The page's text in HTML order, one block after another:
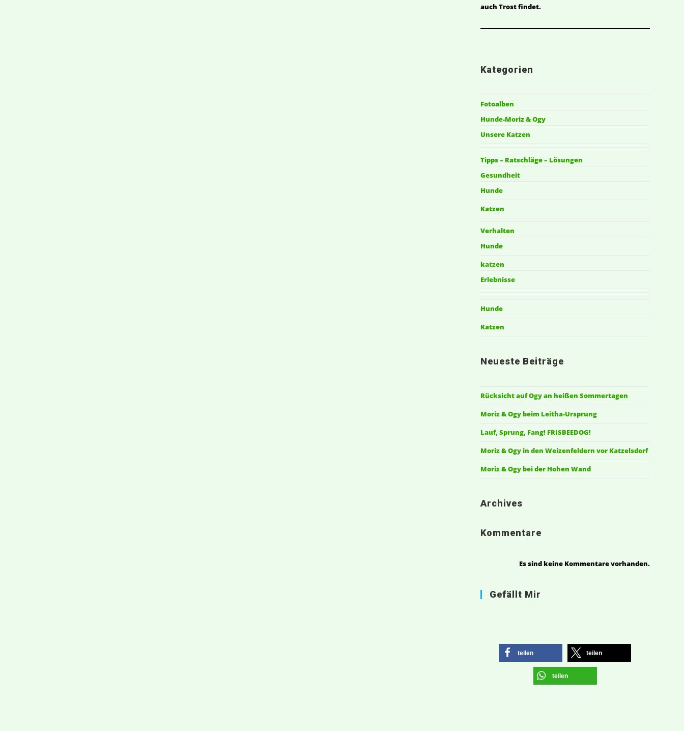
auch Trost findet.
Kategorien
Fotoalben
Hunde-Moriz & Ogy
Unsere Katzen
Tipps – Ratschläge – Lösungen
Gesundheit
Hunde
Katzen
Verhalten
Hunde
katzen
Erlebnisse
Hunde
Katzen
Neueste Beiträge
Rücksicht auf Ogy an heißen Sommertagen
Moriz & Ogy beim Leitha-Ursprung
Lauf, Sprung, Fang! FRISBEEDOG!
Moriz & Ogy in den Weizenfeldern vor Katzelsdorf
Moriz & Ogy bei der Hohen Wand
Archives
Kommentare
Es sind keine Kommentare vorhanden.
Gefällt Mir
teilen teilen
teilen